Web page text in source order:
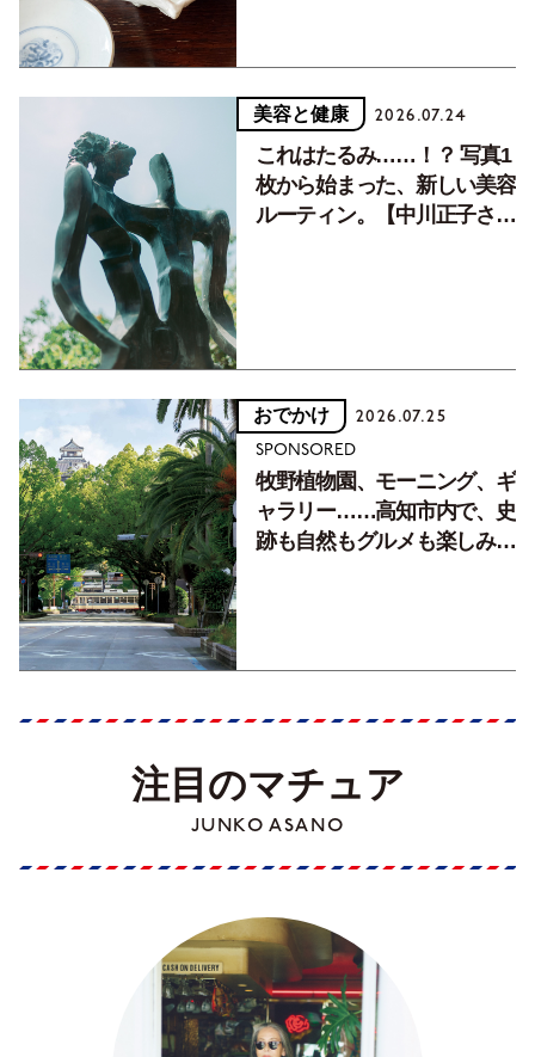
美容と健康 2026.07.24
これはたるみ……！？ 写真1
枚から始まった、新しい美容
ルーティン。【中川正子さん
おでかけ 2026.07.25
SPONSORED
牧野植物園、モーニング、ギ
ャラリー……高知市内で、史
跡も自然もグルメも楽しみ尽
注目のマチュア
JUNKO ASANO